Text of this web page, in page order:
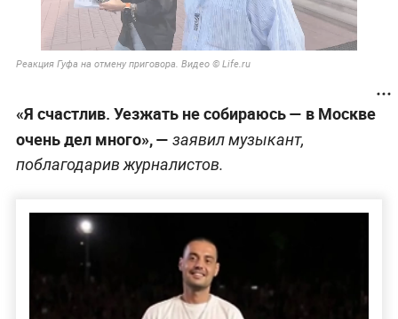
Реакция Гуфа на отмену приговора. Видео © Life.ru
«Я счастлив. Уезжать не собираюсь — в Москве
очень дел много», — заявил музыкант,
поблагодарив журналистов.